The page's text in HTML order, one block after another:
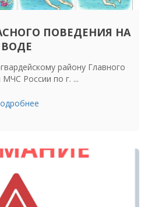
ПОВЕДЕНИЯ НА
ВОДЕ
району Главного
МЧС России по г. ...